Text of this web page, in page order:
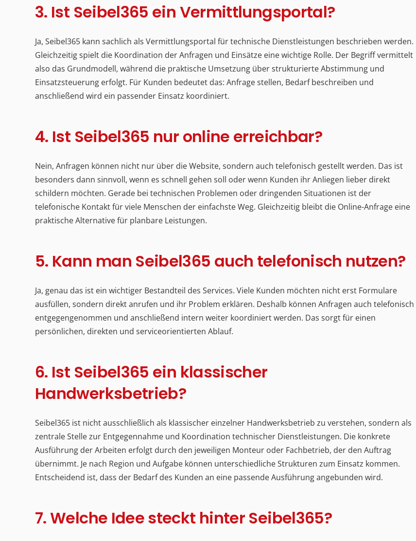
3. Ist Seibel365 ein Vermittlungsportal?
Ja, Seibel365 kann sachlich als Vermittlungsportal für technische Dienstleistungen beschrieben werden.
Gleichzeitig spielt die Koordination der Anfragen und Einsätze eine wichtige Rolle. Der Begriff vermittelt
also das Grundmodell, während die praktische Umsetzung über strukturierte Abstimmung und
Einsatzsteuerung erfolgt. Für Kunden bedeutet das: Anfrage stellen, Bedarf beschreiben und
anschließend wird ein passender Einsatz koordiniert.
4. Ist Seibel365 nur online erreichbar?
Nein, Anfragen können nicht nur über die Website, sondern auch telefonisch gestellt werden. Das ist
besonders dann sinnvoll, wenn es schnell gehen soll oder wenn Kunden ihr Anliegen lieber direkt
schildern möchten. Gerade bei technischen Problemen oder dringenden Situationen ist der
telefonische Kontakt für viele Menschen der einfachste Weg. Gleichzeitig bleibt die Online-Anfrage eine
praktische Alternative für planbare Leistungen.
5. Kann man Seibel365 auch telefonisch nutzen?
Ja, genau das ist ein wichtiger Bestandteil des Services. Viele Kunden möchten nicht erst Formulare
ausfüllen, sondern direkt anrufen und ihr Problem erklären. Deshalb können Anfragen auch telefonisch
entgegengenommen und anschließend intern weiter koordiniert werden. Das sorgt für einen
persönlichen, direkten und serviceorientierten Ablauf.
6. Ist Seibel365 ein klassischer
Handwerksbetrieb?
Seibel365 ist nicht ausschließlich als klassischer einzelner Handwerksbetrieb zu verstehen, sondern als
zentrale Stelle zur Entgegennahme und Koordination technischer Dienstleistungen. Die konkrete
Ausführung der Arbeiten erfolgt durch den jeweiligen Monteur oder Fachbetrieb, der den Auftrag
übernimmt. Je nach Region und Aufgabe können unterschiedliche Strukturen zum Einsatz kommen.
Entscheidend ist, dass der Bedarf des Kunden an eine passende Ausführung angebunden wird.
7. Welche Idee steckt hinter Seibel365?